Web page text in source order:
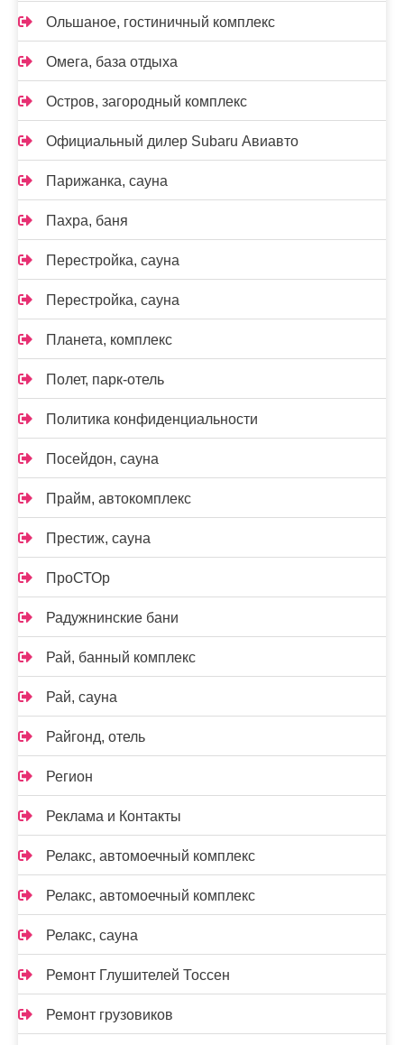
Ольшаное, гостиничный комплекс
Омега, база отдыха
Остров, загородный комплекс
Официальный дилер Subaru Авиавто
Парижанка, сауна
Пахра, баня
Перестройка, сауна
Перестройка, сауна
Планета, комплекс
Полет, парк-отель
Политика конфиденциальности
Посейдон, сауна
Прайм, автокомплекс
Престиж, сауна
ПроСТОр
Радужнинские бани
Рай, банный комплекс
Рай, сауна
Райгонд, отель
Регион
Реклама и Контакты
Релакс, автомоечный комплекс
Релакс, автомоечный комплекс
Релакс, сауна
Ремонт Глушителей Тоссен
Ремонт грузовиков